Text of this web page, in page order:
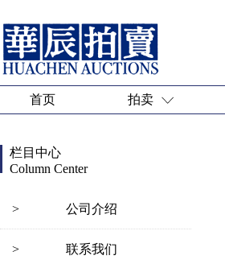
首页 拍卖
栏目中心
Column Center
> 公司介绍
> 联系我们